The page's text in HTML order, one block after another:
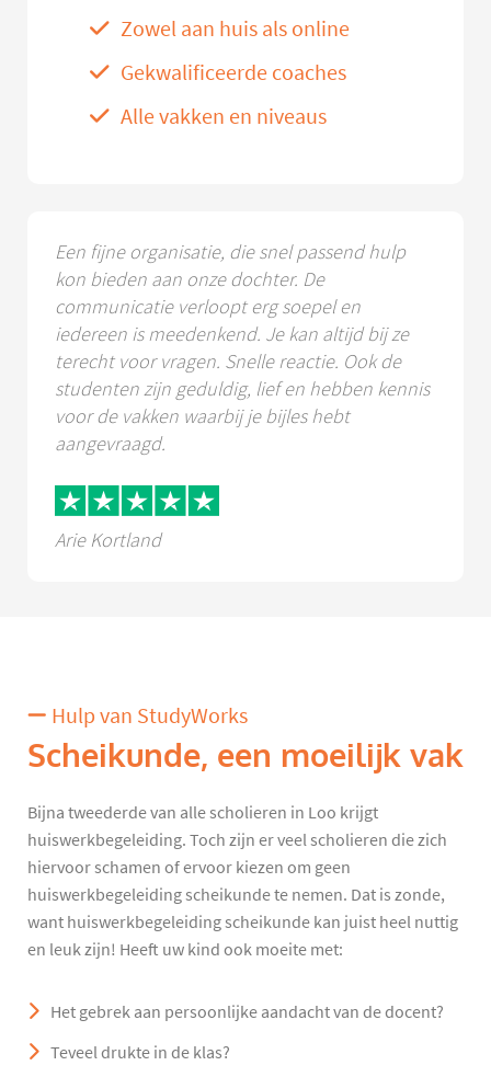
Zowel aan huis als online
Gekwalificeerde coaches
Alle vakken en niveaus
Een fijne organisatie, die snel passend hulp
kon bieden aan onze dochter. De
communicatie verloopt erg soepel en
iedereen is meedenkend. Je kan altijd bij ze
terecht voor vragen. Snelle reactie. Ook de
studenten zijn geduldig, lief en hebben kennis
voor de vakken waarbij je bijles hebt
aangevraagd.
Arie Kortland
Hulp van StudyWorks
Scheikunde, een moeilijk vak
Bijna tweederde van alle scholieren in Loo krijgt
huiswerkbegeleiding. Toch zijn er veel scholieren die zich
hiervoor schamen of ervoor kiezen om geen
huiswerkbegeleiding scheikunde te nemen. Dat is zonde,
want huiswerkbegeleiding scheikunde kan juist heel nuttig
en leuk zijn! Heeft uw kind ook moeite met:
Het gebrek aan persoonlijke aandacht van de docent?
Teveel drukte in de klas?